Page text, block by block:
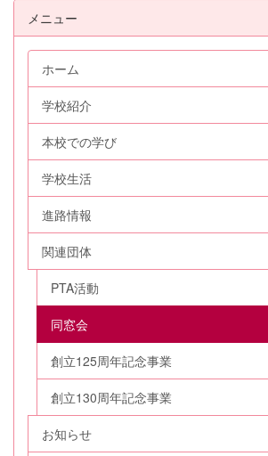
メニュー
ホーム
学校紹介
本校での学び
学校生活
進路情報
関連団体
PTA活動
同窓会
創立125周年記念事業
創立130周年記念事業
お知らせ